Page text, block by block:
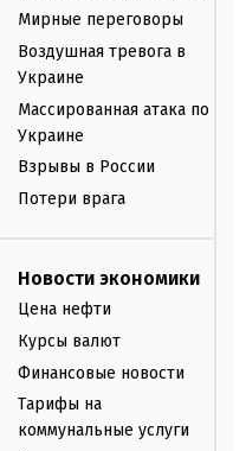
Мирные переговоры
Воздушная тревога в
Украине
Массированная атака по
Украине
Взрывы в России
Потери врага
Новости экономики
Цена нефти
Курсы валют
Финансовые новости
Тарифы на
коммунальные услуги